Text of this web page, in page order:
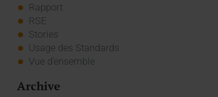
Rapport
RSE
Stories
Usage des Standards
Vue d'ensemble
Archive